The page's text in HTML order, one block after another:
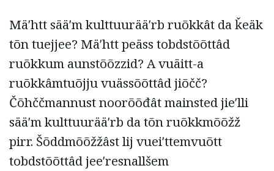
Mäʹhtt sääʹm kulttuurääʹrb ruõkkât da ǩeäk
tõn tuejjee? Mäʹhtt peäss tobdstõõttâd
ruõkkum aunstõõzzid? A vuäitt-a
ruõkkâmtuõjju vuässõõttâd jiõčč?
Čõhččmannust noorõõđât mainsted jieʹlli
sääʹm kulttuurääʹrb da tõn ruõkkmõõžž
pirr. Šõddmõõžžâst lij vueiʹttemvuõtt
tobdstõõttâd jeeʹresnallšem